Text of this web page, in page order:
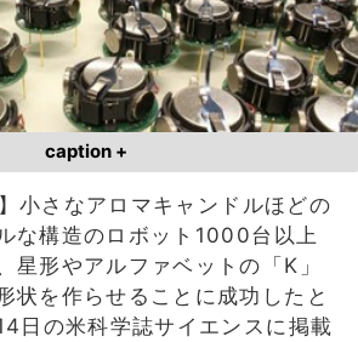
caption +
小さなアロマキャンドルほどの
な構造のロボット1000台以上
星形やアルファベットの「K」
状を作らせることに成功したと
日の米科学誌サイエンスに掲載